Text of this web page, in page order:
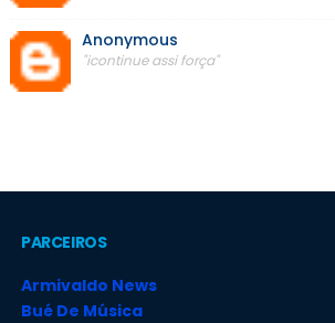
Anonymous
"icontinue assi força"
PARCEIROS
Armivaldo News
Bué De Música